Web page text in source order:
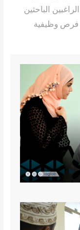
الباحثين
وظيفية